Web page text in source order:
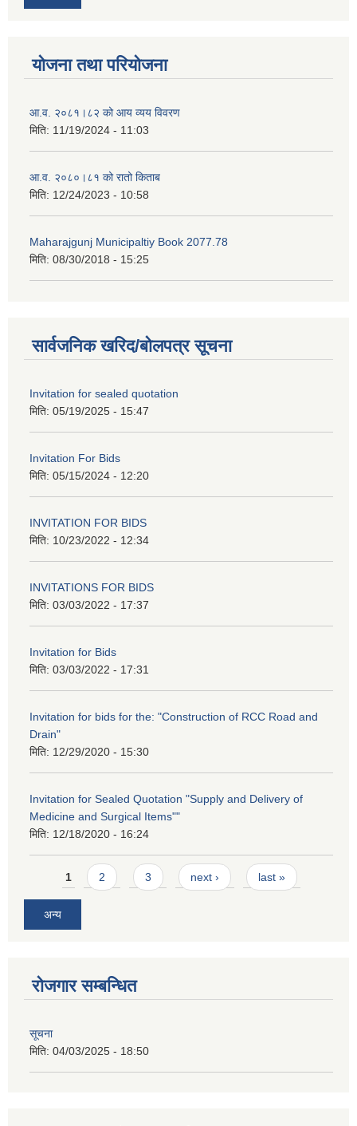
योजना तथा परियोजना
आ.व. २०८१।८२ को आय व्यय विवरण
मिति: 11/19/2024 - 11:03
आ.व. २०८०।८१ को रातो किताब
मिति: 12/24/2023 - 10:58
Maharajgunj Municipaltiy Book 2077.78
मिति: 08/30/2018 - 15:25
सार्वजनिक खरिद/बोलपत्र सूचना
Invitation for sealed quotation
मिति: 05/19/2025 - 15:47
Invitation For Bids
मिति: 05/15/2024 - 12:20
INVITATION FOR BIDS
मिति: 10/23/2022 - 12:34
INVITATIONS FOR BIDS
मिति: 03/03/2022 - 17:37
Invitation for Bids
मिति: 03/03/2022 - 17:31
Invitation for bids for the: "Construction of RCC Road and
Drain"
मिति: 12/29/2020 - 15:30
Invitation for Sealed Quotation "Supply and Delivery of
Medicine and Surgical Items""
मिति: 12/18/2020 - 16:24
Pages
1 2 3 next › last »
अन्य
रोजगार सम्बन्धित
सूचना
मिति: 04/03/2025 - 18:50